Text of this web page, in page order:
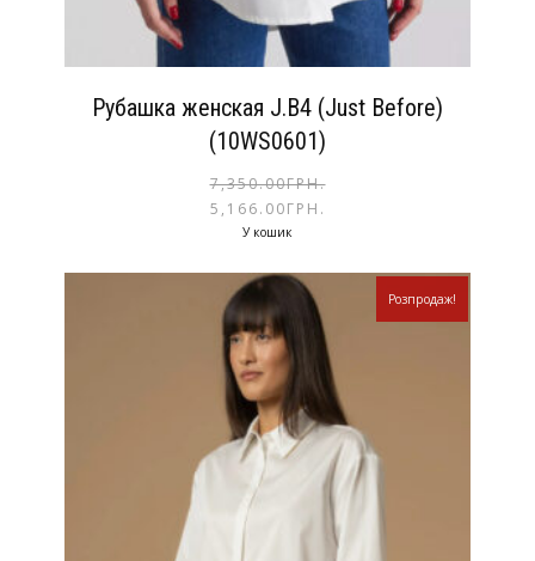
Рубашка женская J.B4 (Just Before)
(10WS0601)
7,350.00ГРН.
5,166.00ГРН.
У кошик
Розпродаж!